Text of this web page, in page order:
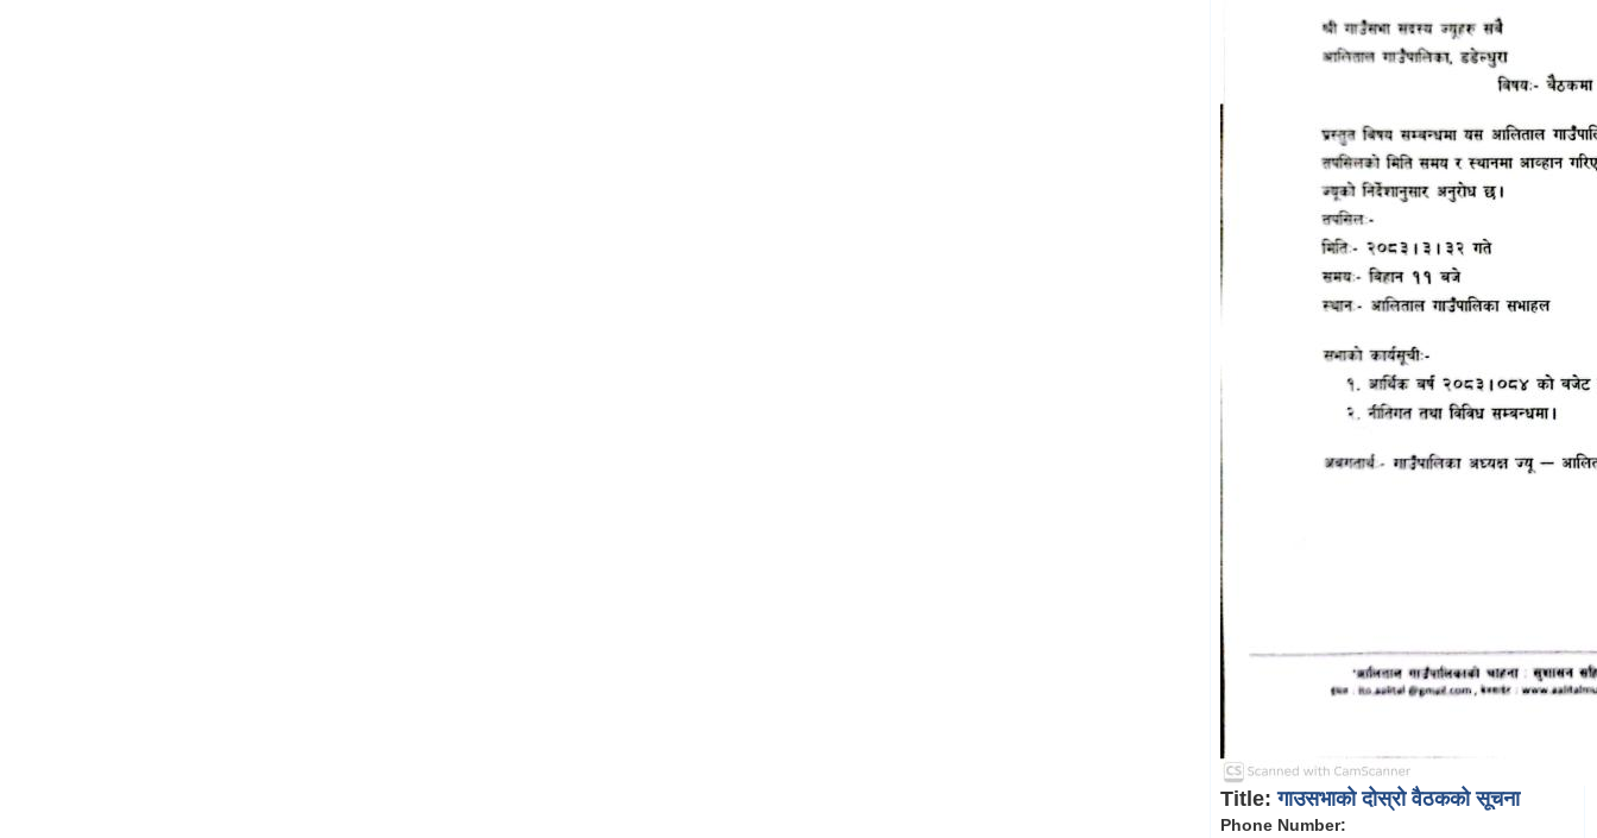
Title:गाउसभाको दोस्रो वैठकको सूचना
Phone Number: